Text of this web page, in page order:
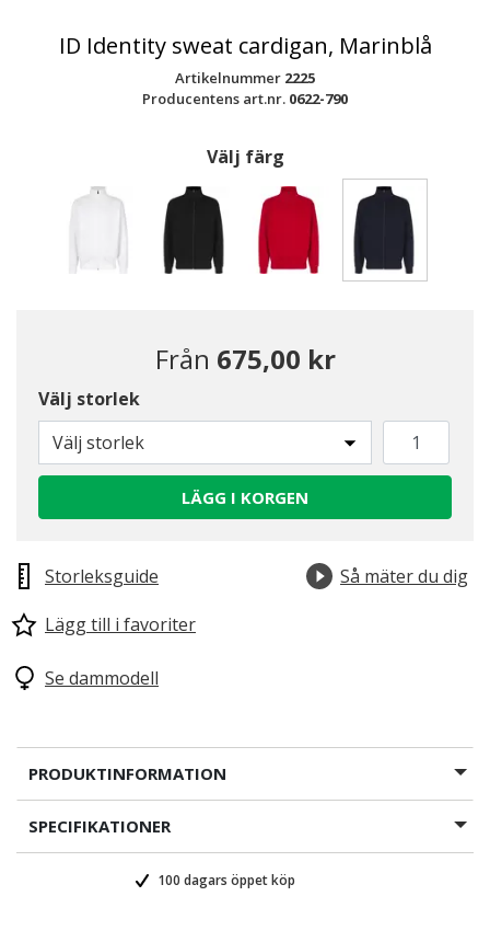
ID Identity sweat cardigan, Marinblå
Artikelnummer 2225
Producentens art.nr. 0622-790
Välj färg
Från 675,00 kr
Välj storlek
Välj storlek
LÄGG I KORGEN
Storleksguide
Så mäter du dig
Lägg till i favoriter
Se dammodell
PRODUKTINFORMATION
SPECIFIKATIONER
100 dagars öppet köp